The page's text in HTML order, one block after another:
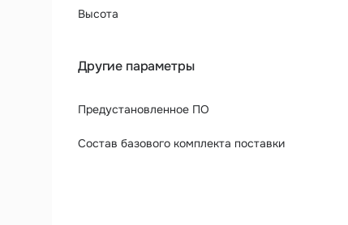
Высота
Другие параметры
Предустановленное ПО
Состав базового комплекта поставки